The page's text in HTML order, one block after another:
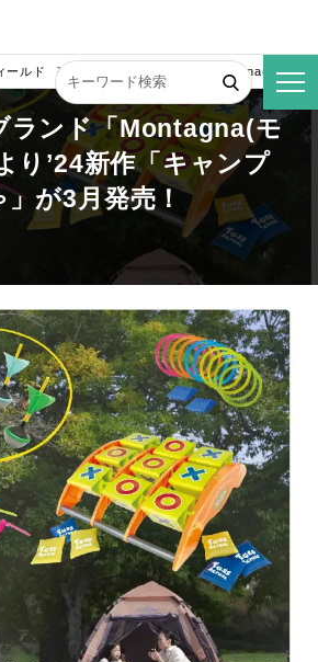
ールド アウトドアブランド「Montagna(モンタ
ランド「Montagna(モ
り’24新作「キャンプ
が3月発売！